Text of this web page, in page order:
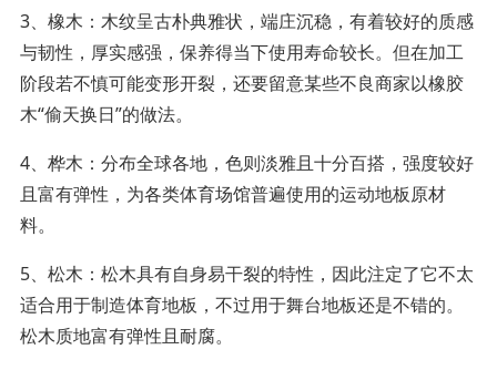
3、橡木：木纹呈古朴典雅状，端庄沉稳，有着较好的质感
与韧性，厚实感强，保养得当下使用寿命较长。但在加工
阶段若不慎可能变形开裂，还要留意某些不良商家以橡胶
木“偷天换日”的做法。
4、桦木：分布全球各地，色则淡雅且十分百搭，强度较好
且富有弹性，为各类体育场馆普遍使用的运动地板原材
料。
5、松木：松木具有自身易干裂的特性，因此注定了它不太
适合用于制造体育地板，不过用于舞台地板还是不错的。
松木质地富有弹性且耐腐。